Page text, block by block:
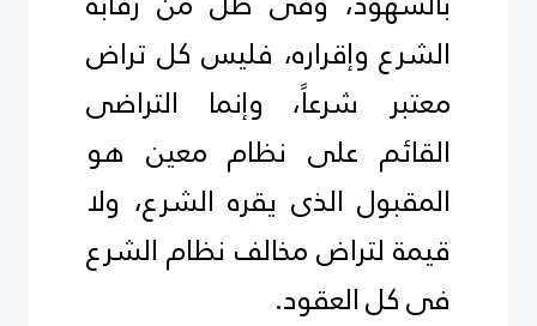
الشرع وإقراره، فليس كل تراض
معتبر شرعاً، وإنما التراضى
القائم على نظام معين هو
المقبول الذى يقره الشرع، ولا
قيمة لتراض مخالف نظام الشرع
فى كل العقود.